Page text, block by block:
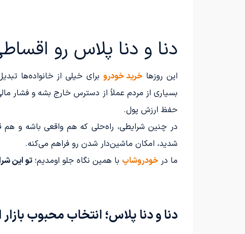
دنا و دنا پلاس رو
این روزها خرید خودرو برای خیلی از خانواده‌ها
بسیاری از مردم عملاً از دسترس خارج بشه و فشار
حفظ ارزش پول.
در چنین شرایطی، راه‌حلی که هم واقعی باشه و هم
شدید، امکان ماشین‌دار شدن رو فراهم می‌کنه.
ما در خودروشاپ با همین نگاه جلو اومدیم؛ تو این
دنا و دنا پلاس؛ انتخاب محبوب بازار